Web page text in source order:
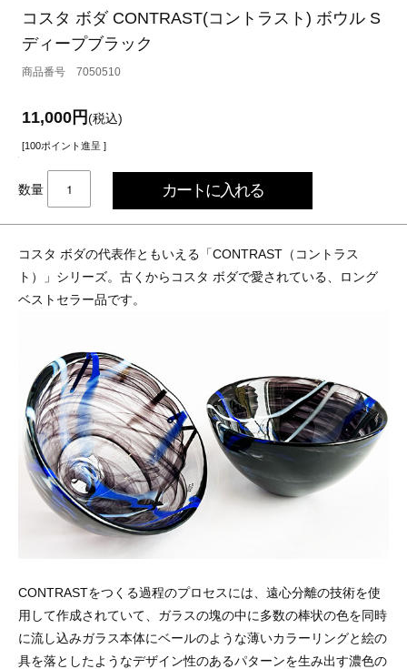
コスタ ボダ CONTRAST(コントラスト) ボウル S
ディープブラック
7050510
11,000円(税込)
[100ポイント進呈 ]
数量
コスタ ボダの代表作ともいえる「CONTRAST（コントラス
ト）」シリーズ。古くからコスタ ボダで愛されている、ロング
ベストセラー品です。
CONTRASTをつくる過程のプロセスには、遠心分離の技術を使
用して作成されていて、ガラスの塊の中に多数の棒状の色を同時
に流し込みガラス本体にベールのような薄いカラーリングと絵の
具を落としたようなデザイン性のあるパターンを生み出す濃色の